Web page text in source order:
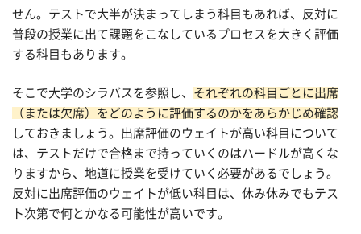
せん。テストで大半が決まってしまう科目もあれば、反対に
普段の授業に出て課題をこなしているプロセスを大きく評価
する科目もあります。
そこで大学のシラバスを参照し、 それぞれの科目ごとに出席
（または欠席）をどのように評価するのかをあらかじめ確認
しておきましょう。出席評価のウェイトが高い科目について
は、テストだけで合格まで持っていくのはハードルが高くな
りますから、地道に授業を受けていく必要があるでしょう。
反対に出席評価のウェイトが低い科目は、休み休みでもテス
ト次第で何とかなる可能性が高いです。